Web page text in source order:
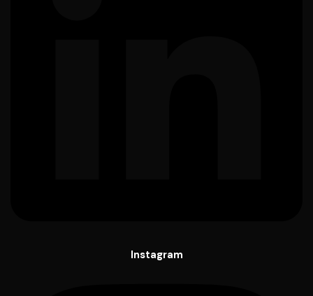
Instagram